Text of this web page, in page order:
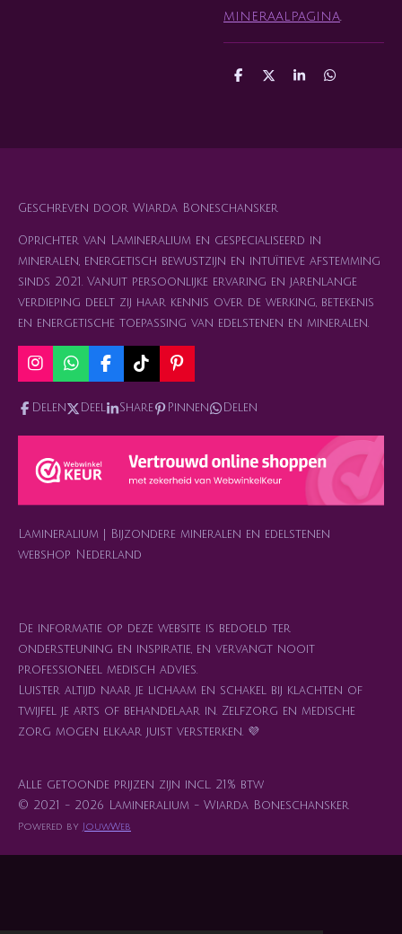
mineraalpagina
D
D
S
D
Geschreven door Wiarda Boneschansker
Oprichter van Lamineralium en gespecialiseerd in
mineralen, energetisch bewustzijn en intuïtieve afstemming
sinds 2021. Vanuit persoonlijke ervaring en jarenlange
verdieping deelt zij haar kennis over de werking, betekenis
en energetische toepassing van edelstenen en mineralen.
I
n
s
a
r
a
W
h
a
t
s
p
p
F
a
c
e
b
T
i
k
o
P
i
n
e
e
s
Delen Deel Share Pinnen Delen
Lamineralium | Bijzondere mineralen en edelstenen
webshop Nederland
De informatie op deze website is bedoeld ter
ondersteuning en inspiratie, en vervangt nooit
professioneel medisch advies.
Luister altijd naar je lichaam en schakel bij klachten of
twijfel je arts of behandelaar in. Zelfzorg en medische
zorg mogen elkaar juist versterken. 💜
Alle getoonde prijzen zijn incl. 21% btw
© 2021 - 2026 Lamineralium - Wiarda Boneschansker
Powered by JouwWeb